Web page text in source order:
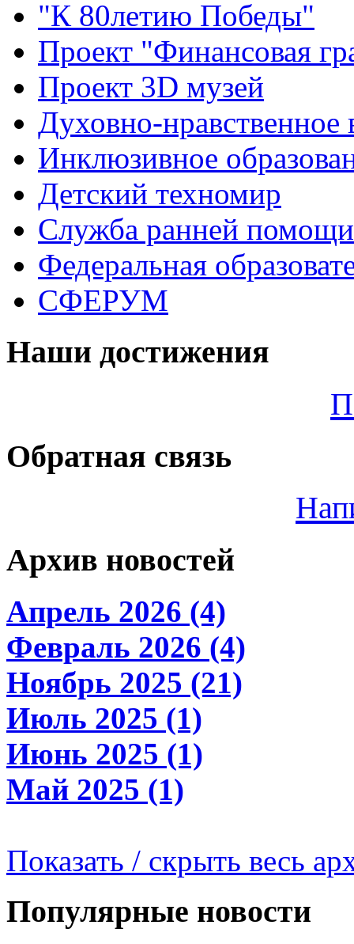
"К 80летию Победы"
Проект "Финансовая
Проект 3D музей
Духовно-нравственное
Инклюзивное
Детский техномир
Служба ранней помощи
Федеральная
СФЕРУМ
Наши достижения
Обратная связь
Архив новостей
Апрель 2026 (4)
Февраль 2026 (4)
Ноябрь 2025 (21)
Июль 2025 (1)
Июнь 2025 (1)
Май 2025 (1)
Показать / скрыть весь
Популярные новости